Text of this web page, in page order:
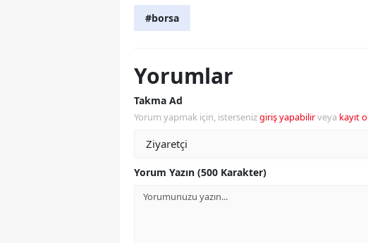
#borsa
Yorumlar
Takma Ad
Yorum yapmak için, istersenizgiriş yapabilirveya kayıt
Yorum Yazın (500 Karakter)